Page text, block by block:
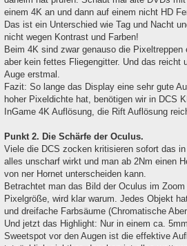
einem 4K an und dann auf einem nicht HD
Das ist ein Unterschied wie Tag und Nacht
nicht wegen Kontrast und Farben!
Beim 4K sind zwar genauso die Pixeltreppen
aber kein fettes Fliegengitter. Und das reicht
Auge erstmal.
Fazit: So lange das Display eine sehr gute
hoher Pixeldichte hat, benötigen wir in DCS
InGame 4K Auflösung, die Rift Auflösung
Punkt 2. Die Schärfe der Oculus.
Viele die DCS zocken kritisieren sofort das
alles unscharf wirkt und man ab 2Nm einen
von ner Hornet unterscheiden kann.
Betrachtet man das Bild der Oculus im Zoom
Pixelgröße, wird klar warum. Jedes Objekt
und dreifache Farbsäume (Chromatische
Und jetzt das Highlight: Nur in einem ca. 5mm
Sweetspot vor den Augen ist die effektive